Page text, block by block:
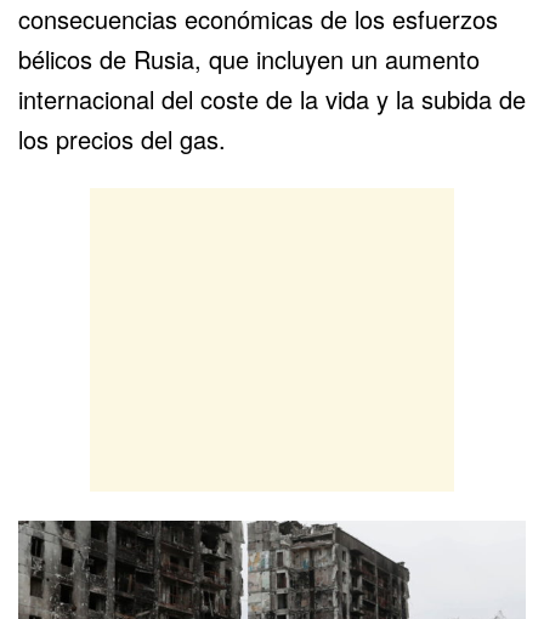
consecuencias económicas de los esfuerzos
bélicos de Rusia, que incluyen un aumento
internacional del coste de la vida y la subida de
los precios del gas.